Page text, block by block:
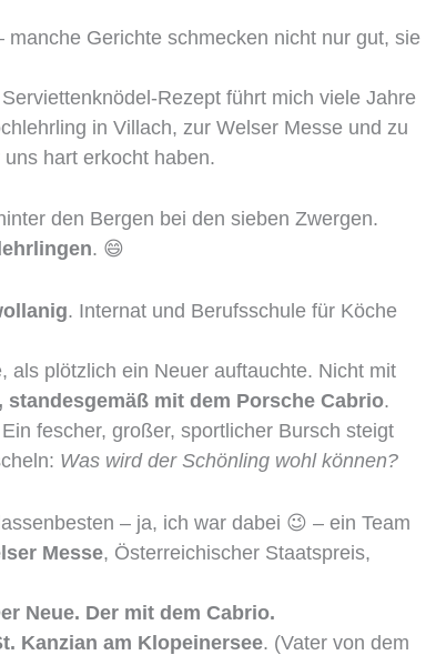
manche Gerichte schmecken nicht nur gut, sie
Rezept führt mich viele Jahre
in Villach, zur Welser Messe und zu
hart erkocht haben.
den Bergen bei den sieben Zwergen.
. 😄
. Internat und Berufsschule für Köche
als plötzlich ein Neuer auftauchte. Nicht mit
standesgemäß mit dem Porsche Cabrio.
fescher, großer, sportlicher Bursch steigt
Was wird der Schönling wohl können?
– ja, ich war dabei 😉 – ein Team
Messe, Österreichischer Staatspreis,
Neue. Der mit dem Cabrio.
Kanzian am Klopeinersee. (Vater von dem